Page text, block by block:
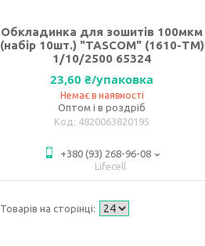
Обкладинка для зошитів 100мкм
(набір 10шт.) "TASCOM" (1610-ТМ)
1/10/2500 65324
23,60 ₴/упаковка
Немає в наявності
Оптом і в роздріб
4820063820195
+380 (93) 268-96-08
Lifecell